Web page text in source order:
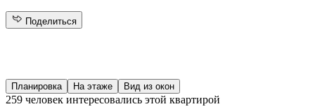
Поделиться
Планировка На этаже Вид из окон
259 человек интересовались этой квартирой